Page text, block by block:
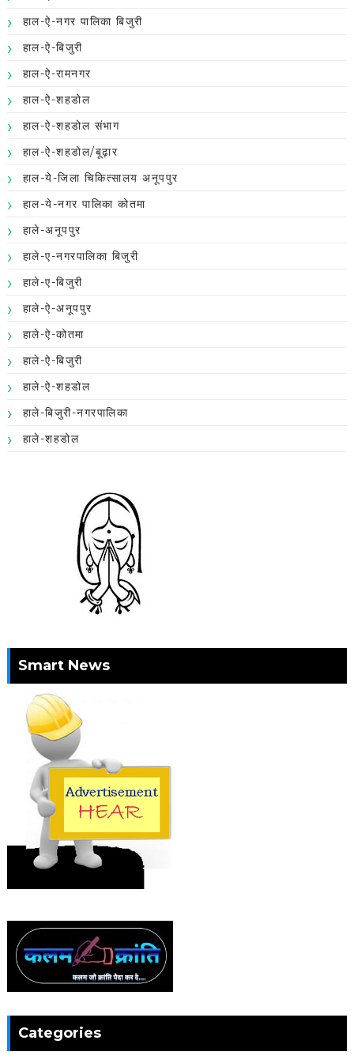
हाल-ऐ-नगर पालिका बिजुरी
हाल-ऐ-बिजुरी
हाल-ऐ-रामनगर
हाल-ऐ-शहडोल
हाल-ऐ-शहडोल संभाग
हाल-ऐ-शहडोल/बूढ़ार
हाल-ये-जिला चिकित्सालय अनूपपुर
हाल-ये-नगर पालिका कोतमा
हाले-अनूपपुर
हाले-ए-नगरपालिका बिजुरी
हाले-ए-बिजुरी
हाले-ऐ-अनूपपुर
हाले-ऐ-कोतमा
हाले-ऐ-बिजुरी
हाले-ऐ-शहडोल
हाले-बिजुरी-नगरपालिका
हाले-शहडोल
Smart News
Categories